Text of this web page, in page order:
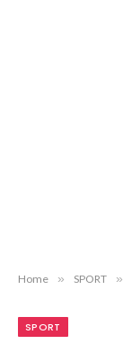
Home » SPORT »
SPORT